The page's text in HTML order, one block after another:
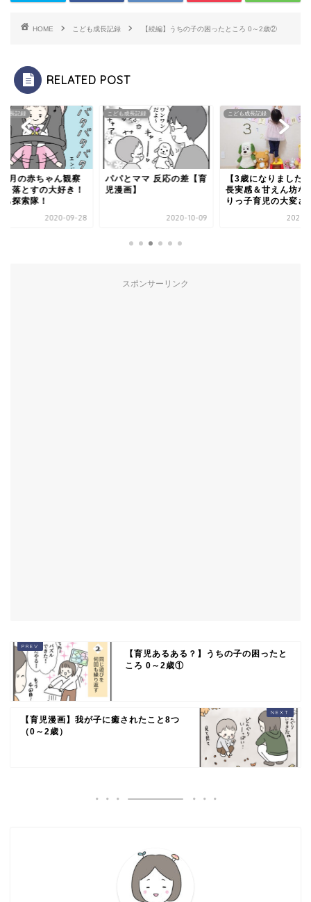
HOME こども成長記録 【続編】うちの子の困ったところ 0～2歳②
RELATED POST
成長記録
月の赤ちゃん観察
】落とすの大好き！
ち探索隊！
2020-09-28
こども成長記録
パパとママ 反応の差【育
児漫画】
2020-10-09
こども成長記録
【3歳になりました
長実感＆甘えん坊な
りっ子育児の大変さ
2021-
スポンサーリンク
【育児あるある？】うちの子の困ったと
ころ 0～2歳①
【育児漫画】我が子に癒されたこと8つ
（0～2歳）